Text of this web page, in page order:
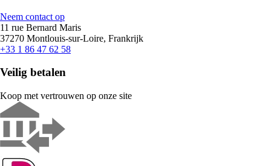
Neem contact op
11 rue Bernard Maris
37270 Montlouis-sur-Loire, Frankrijk
+33 1 86 47 62 58
Veilig betalen
Koop met vertrouwen op onze site